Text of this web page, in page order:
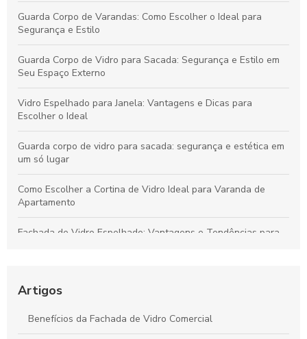
Guarda Corpo de Varandas: Como Escolher o Ideal para
Segurança e Estilo
Guarda Corpo de Vidro para Sacada: Segurança e Estilo em
Seu Espaço Externo
Vidro Espelhado para Janela: Vantagens e Dicas para
Escolher o Ideal
Guarda corpo de vidro para sacada: segurança e estética em
um só lugar
Como Escolher a Cortina de Vidro Ideal para Varanda de
Apartamento
Fachada de Vidro Espelhado: Vantagens e Tendências para
cuidar do seu móvel ideal
Guarda Corpo para Piscina: Segurança e Estilo para Seu
Espaço de Lazer
Artigos
Benefícios da Fachada de Vidro Comercial